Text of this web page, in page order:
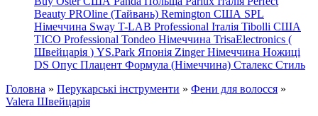
Beauty PROline (Тайвань) Remington США SPL
Німеччина Sway T-LAB Professional Італія Tibolli США
TICO Professional Tondeo Німеччина TrisaElectronics (
Швейцарія ) YS.Park Японія Zinger Німеччина Ножиці
DS Опус Плацент Формула (Німеччина) Сталекс Стиль
Головна » Перукарські інструменти » Фени для волосся »
Valera Швейцарія